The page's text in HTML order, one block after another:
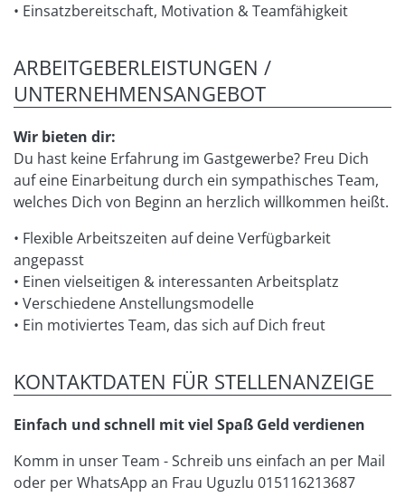
• Einsatzbereitschaft, Motivation & Teamfähigkeit
ARBEITGEBERLEISTUNGEN /
UNTERNEHMENSANGEBOT
Wir bieten dir:
Du hast keine Erfahrung im Gastgewerbe? Freu Dich
auf eine Einarbeitung durch ein sympathisches Team,
welches Dich von Beginn an herzlich willkommen heißt.
• Flexible Arbeitszeiten auf deine Verfügbarkeit
angepasst
• Einen vielseitigen & interessanten Arbeitsplatz
• Verschiedene Anstellungsmodelle
• Ein motiviertes Team, das sich auf Dich freut
KONTAKTDATEN FÜR STELLENANZEIGE
Einfach und schnell mit viel Spaß Geld verdienen
Komm in unser Team - Schreib uns einfach an per Mail
oder per WhatsApp an Frau Uguzlu 015116213687